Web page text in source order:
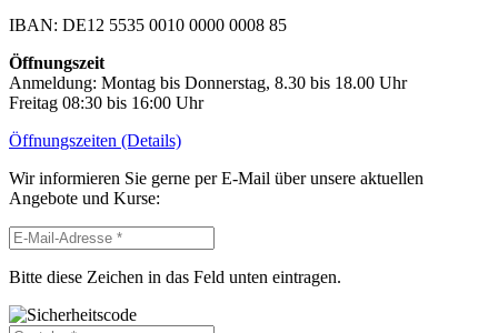
IBAN: DE12 5535 0010 0000 0008 85
Öffnungszeit
Anmeldung: Montag bis Donnerstag, 8.30 bis 18.00 Uhr
Freitag 08:30 bis 16:00 Uhr
Öffnungszeiten (Details)
Wir informieren Sie gerne per E-Mail über unsere aktuellen
Angebote und Kurse:
Bitte diese Zeichen in das Feld unten eintragen.